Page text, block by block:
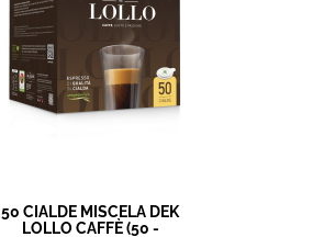
50 CIALDE MISCELA DEK
LOLLO CAFFÈ (50 -